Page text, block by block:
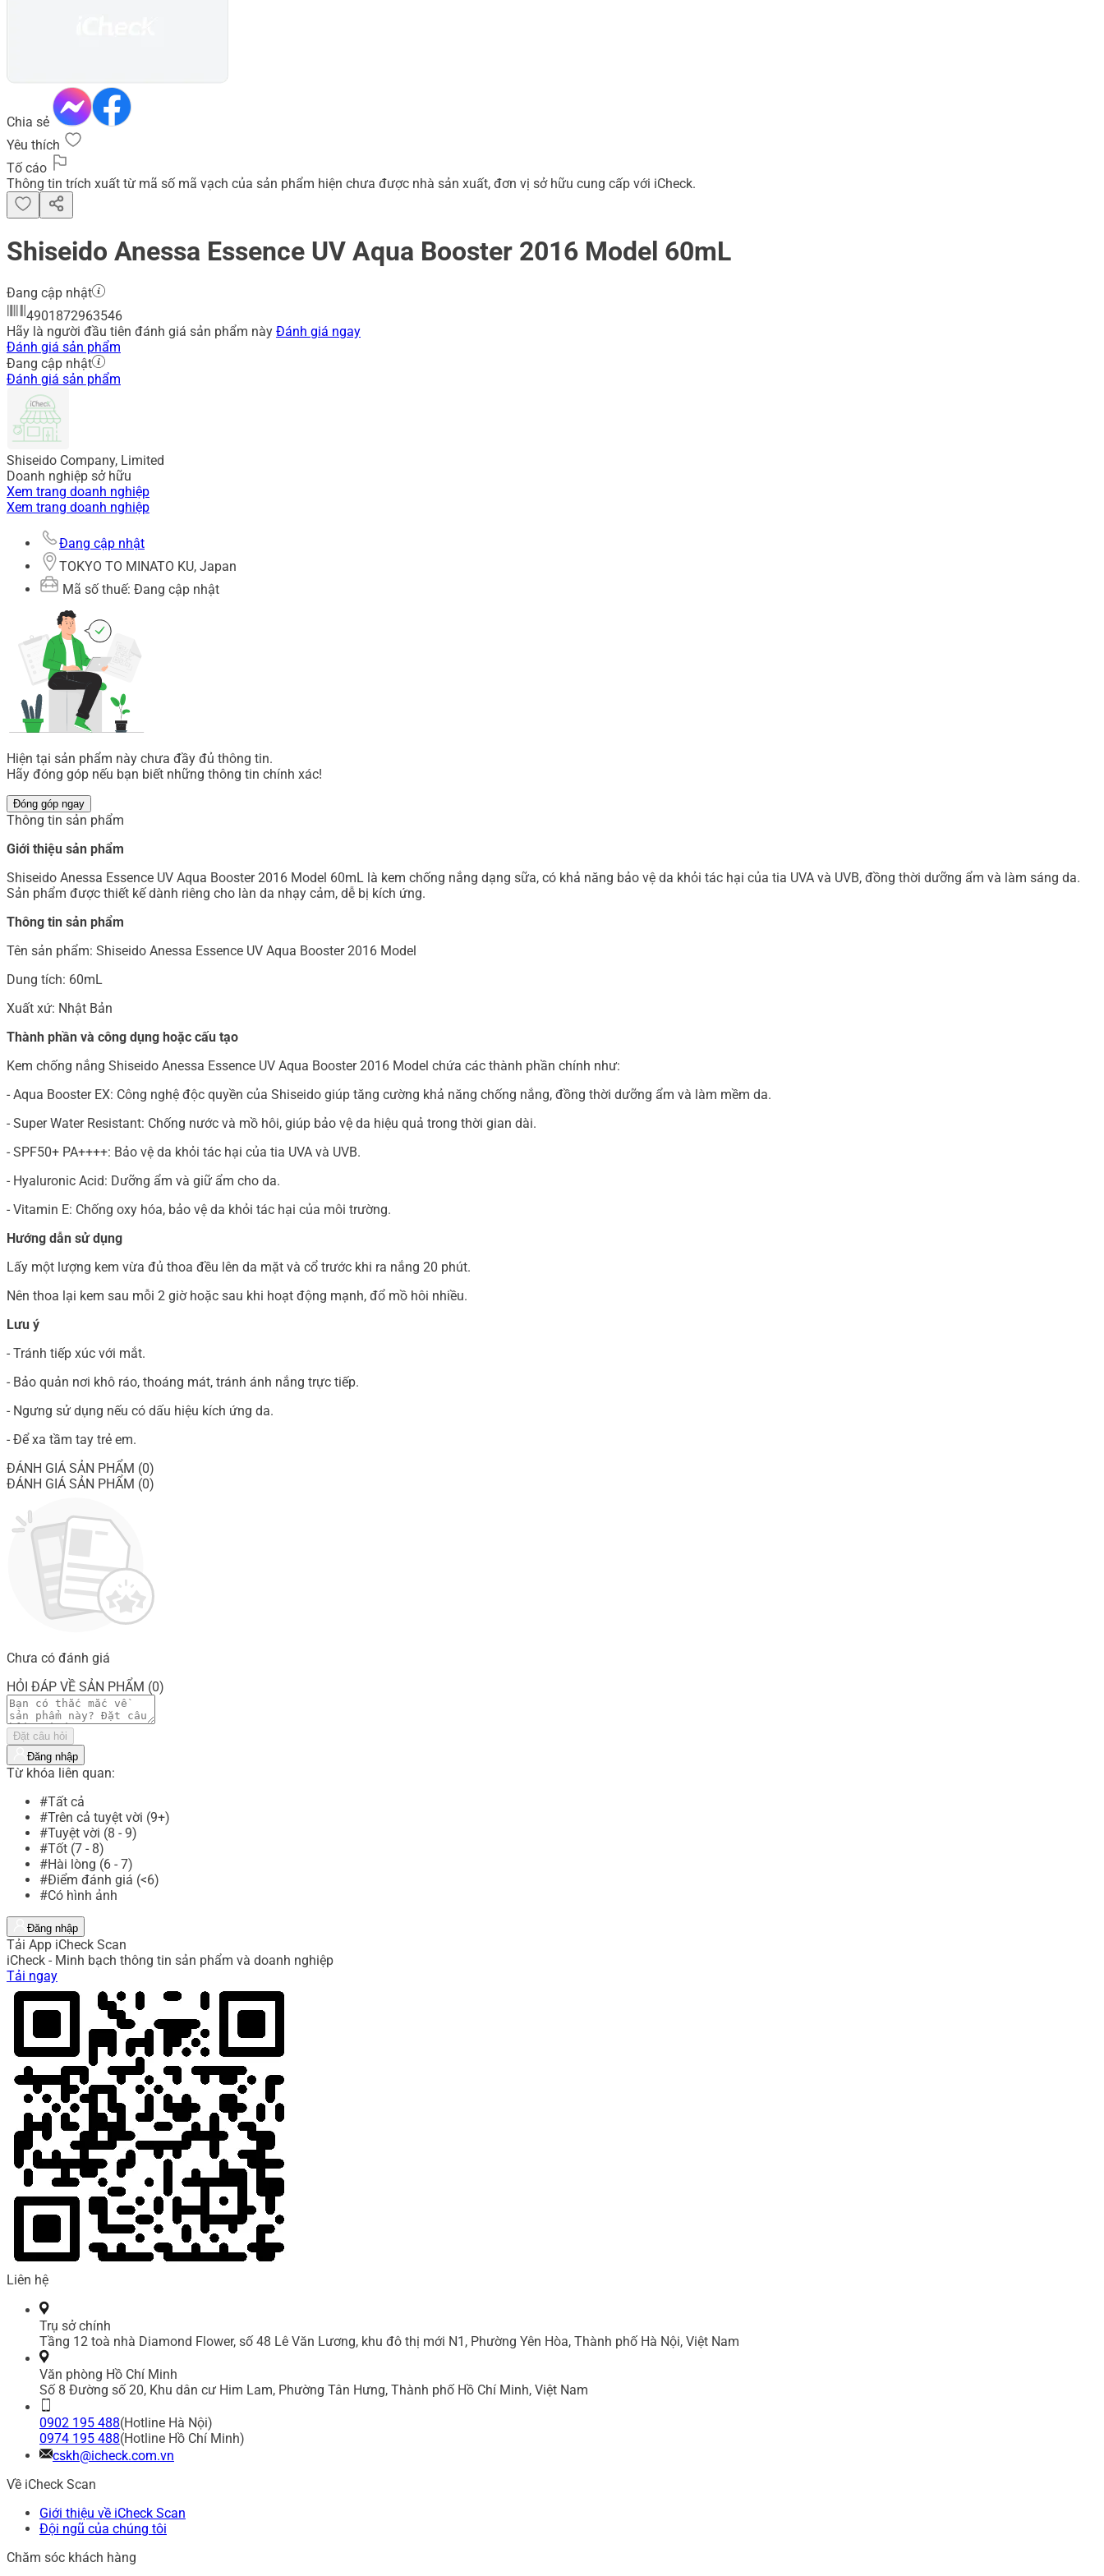
Chia sẻ
Yêu thích
Tố cáo
Thông tin trích xuất từ mã số mã vạch của sản phẩm hiện chưa được nhà sản xuất, đơn vị sở hữu cung cấp với iCheck.
Shiseido Anessa Essence UV Aqua Booster 2016 Model 60mL
Đang cập nhật
4901872963546
Hãy là người đầu tiên đánh giá sản phẩm này Đánh giá ngay
Đánh giá sản phẩm
Đang cập nhật
Đánh giá sản phẩm
Shiseido Company, Limited
Doanh nghiệp sở hữu
Xem trang doanh nghiệp
Xem trang doanh nghiệp
Đang cập nhật
TOKYO TO MINATO KU, Japan
Mã số thuế: Đang cập nhật
Hiện tại sản phẩm này chưa đầy đủ thông tin.
Hãy đóng góp nếu bạn biết những thông tin chính xác!
Đóng góp ngay
Thông tin sản phẩm
Giới thiệu sản phẩm
Shiseido Anessa Essence UV Aqua Booster 2016 Model 60mL là kem chống nắng dạng sữa, có khả năng bảo vệ da khỏi tác hại của tia UVA và UVB, đồng thời dưỡng ẩm và làm sáng da.
Sản phẩm được thiết kế dành riêng cho làn da nhạy cảm, dễ bị kích ứng.
Thông tin sản phẩm
Tên sản phẩm: Shiseido Anessa Essence UV Aqua Booster 2016 Model
Dung tích: 60mL
Xuất xứ: Nhật Bản
Thành phần và công dụng hoặc cấu tạo
Kem chống nắng Shiseido Anessa Essence UV Aqua Booster 2016 Model chứa các thành phần chính như:
- Aqua Booster EX: Công nghệ độc quyền của Shiseido giúp tăng cường khả năng chống nắng, đồng thời dưỡng ẩm và làm mềm da.
- Super Water Resistant: Chống nước và mồ hôi, giúp bảo vệ da hiệu quả trong thời gian dài.
- SPF50+ PA++++: Bảo vệ da khỏi tác hại của tia UVA và UVB.
- Hyaluronic Acid: Dưỡng ẩm và giữ ẩm cho da.
- Vitamin E: Chống oxy hóa, bảo vệ da khỏi tác hại của môi trường.
Hướng dẫn sử dụng
Lấy một lượng kem vừa đủ thoa đều lên da mặt và cổ trước khi ra nắng 20 phút.
Nên thoa lại kem sau mỗi 2 giờ hoặc sau khi hoạt động mạnh, đổ mồ hôi nhiều.
Lưu ý
- Tránh tiếp xúc với mắt.
- Bảo quản nơi khô ráo, thoáng mát, tránh ánh nắng trực tiếp.
- Ngưng sử dụng nếu có dấu hiệu kích ứng da.
- Để xa tầm tay trẻ em.
ĐÁNH GIÁ SẢN PHẨM (0)
ĐÁNH GIÁ SẢN PHẨM (0)
Chưa có đánh giá
HỎI ĐÁP VỀ SẢN PHẨM (0)
Đặt câu hỏi
Đăng nhập
Từ khóa liên quan:
#Tất cả
#Trên cả tuyệt vời (9+)
#Tuyệt vời (8 - 9)
#Tốt (7 - 8)
#Hài lòng (6 - 7)
#Điểm đánh giá (<6)
#Có hình ảnh
Đăng nhập
Tải App iCheck Scan
iCheck - Minh bạch thông tin sản phẩm và doanh nghiệp
Tải ngay
Liên hệ
Trụ sở chính
Tầng 12 toà nhà Diamond Flower, số 48 Lê Văn Lương, khu đô thị mới N1, Phường Yên Hòa, Thành phố Hà Nội, Việt Nam
Văn phòng Hồ Chí Minh
Số 8 Đường số 20, Khu dân cư Him Lam, Phường Tân Hưng, Thành phố Hồ Chí Minh, Việt Nam
0902 195 488(Hotline Hà Nội)
0974 195 488(Hotline Hồ Chí Minh)
cskh@icheck.com.vn
Về iCheck Scan
Giới thiệu về iCheck Scan
Đội ngũ của chúng tôi
Chăm sóc khách hàng